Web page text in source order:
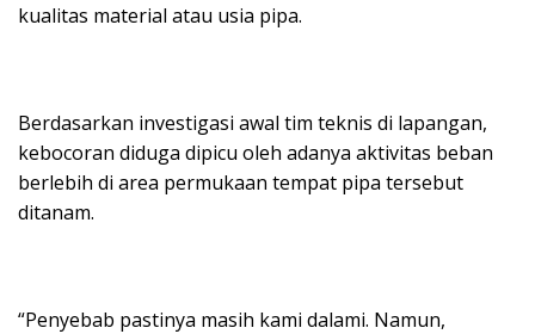
kualitas material atau usia pipa.
Berdasarkan investigasi awal tim teknis di lapangan,
kebocoran diduga dipicu oleh adanya aktivitas beban
berlebih di area permukaan tempat pipa tersebut
ditanam.
“Penyebab pastinya masih kami dalami. Namun,